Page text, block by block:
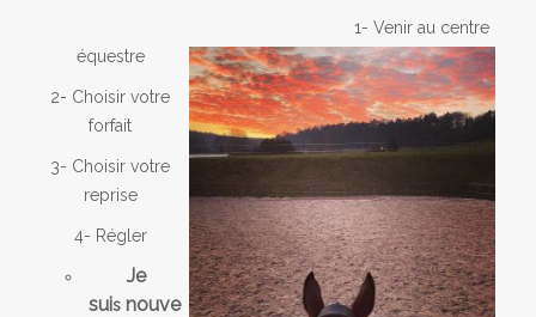
ANNIVERSAIRE ET ÉVÉNEMENTS DE GROUPES
1- Venir au centre
équestre
2- Choisir votre
forfait
3- Choisir votre
reprise
4- Régler
Je
suisnouve